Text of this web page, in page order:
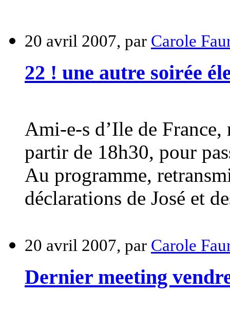
20 avril 2007, par Carole
22 ! une autre soirée
Ami-e-s d’Ile de
partir de 18h30, pour
Au programme,
déclarations de José et
20 avril 2007, par Carole
Dernier meeting